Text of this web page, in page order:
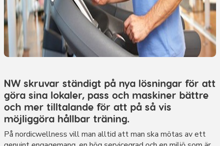
NW skruvar ständigt på nya lösningar för att
göra sina lokaler, pass och maskiner bättre
och mer tilltalande för att på så vis
möjliggöra hållbar träning.
På nordicwellness vill man alltid att man ska mötas av ett